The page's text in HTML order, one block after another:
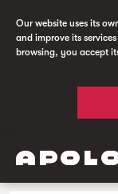
Our website uses its
and improve its
browsing, you accept